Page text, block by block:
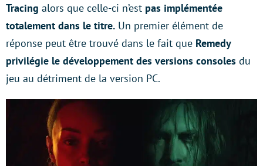
Tracing alors que celle-ci n’est pas implémentée
totalement dans le titre. Un premier élément de
réponse peut être trouvé dans le fait que Remedy
privilégie le développement des versions consoles du
jeu au détriment de la version PC.